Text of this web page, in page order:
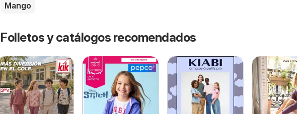
Mango
Folletos y catálogos recomendados